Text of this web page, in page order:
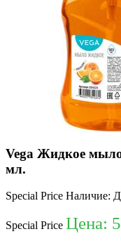
Vega Жидкое
мл.
Special Price Наличие:
Special Price Цена: